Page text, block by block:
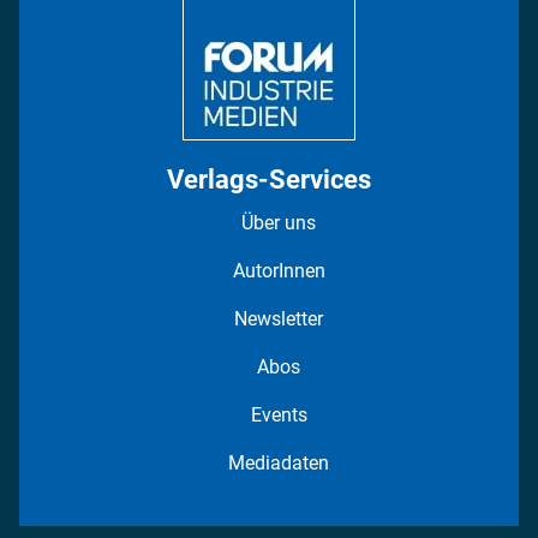
Verlags-Services
Über uns
AutorInnen
Newsletter
Abos
Events
Mediadaten